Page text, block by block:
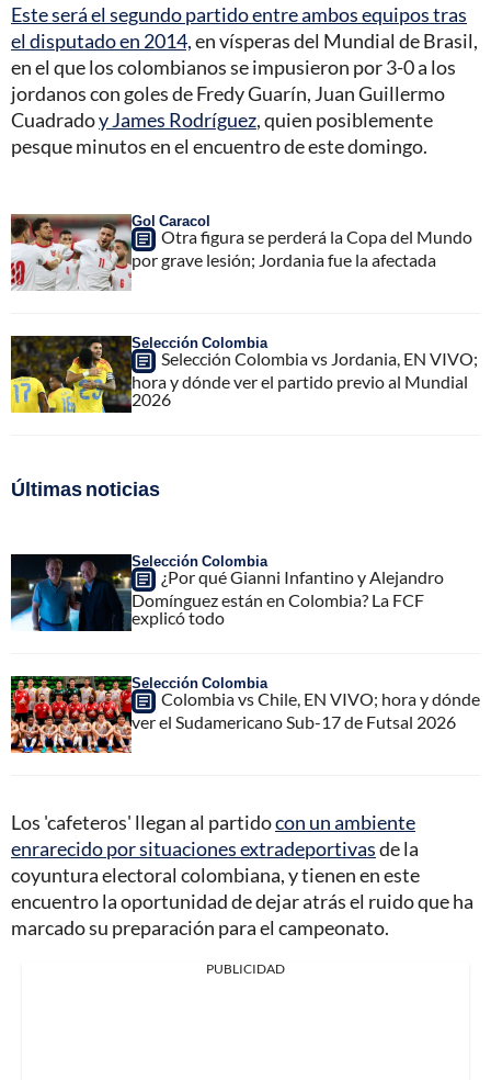
Este será el segundo partido entre ambos equipos tras
el disputado en 2014,en vísperas del Mundial de Brasil,
en el que los colombianos se impusieron por 3-0 a los
jordanos con goles de Fredy Guarín, Juan Guillermo
Cuadradoy James Rodríguez, quien posiblemente
pesque minutos en el encuentro de este domingo.
Gol Caracol
Otra figura se perderá la Copa del Mundo
por grave lesión; Jordania fue la afectada
Selección Colombia
Selección Colombia vs Jordania, EN VIVO;
hora y dónde ver el partido previo al Mundial
2026
Últimas noticias
Selección Colombia
¿Por qué Gianni Infantino y Alejandro
Domínguez están en Colombia? La FCF
explicó todo
Selección Colombia
Colombia vs Chile, EN VIVO; hora y dónde
ver el Sudamericano Sub-17 de Futsal 2026
Los 'cafeteros' llegan al partidocon un ambiente
enrarecido por situaciones extradeportivasde la
coyuntura electoral colombiana, y tienen en este
encuentro la oportunidad de dejar atrás el ruido que ha
marcado su preparación para el campeonato.
PUBLICIDAD